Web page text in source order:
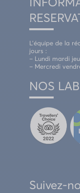
L’équipe de la
jours :
– Lundi mardi
– Mercredi
NOS
Suivez-